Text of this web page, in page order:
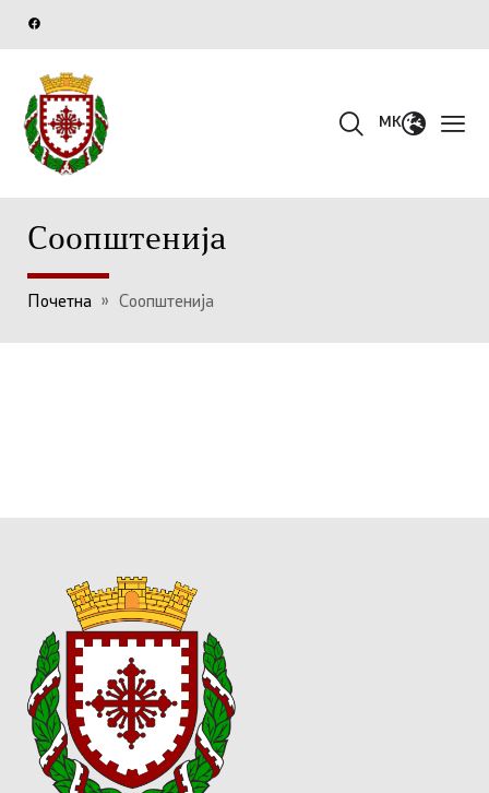
MK
Соопштенија
Почетна » Соопштенија